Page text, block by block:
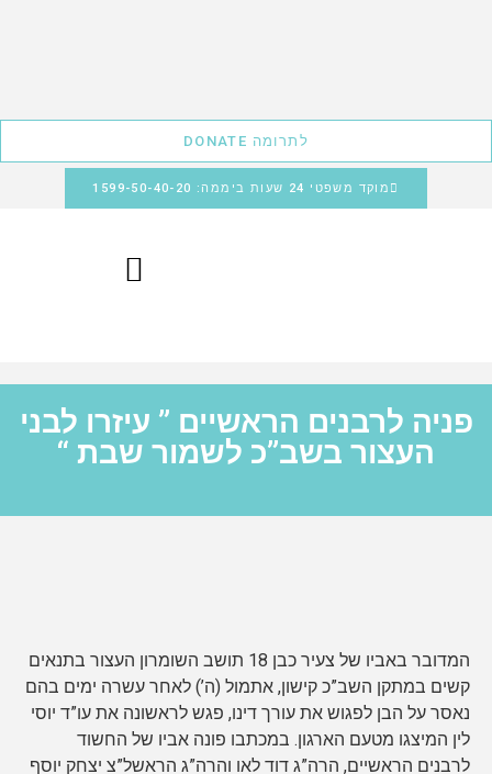
לתרומה DONATE
מוקד משפטי 24 שעות ביממה: 1599-50-40-20
פניה לרבנים הראשיים ” עיזרו לבני
העצור בשב”כ לשמור שבת “
המדובר באביו של צעיר כבן 18 תושב השומרון העצור בתנאים
קשים במתקן השב”כ קישון, אתמול (ה’) לאחר עשרה ימים בהם
נאסר על הבן לפגוש את עורך דינו, פגש לראשונה את עו”ד יוסי
לין המיצגו מטעם הארגון. במכתבו פונה אביו של החשוד
לרבנים הראשיים, הרה”ג דוד לאו והרה”ג הראשל”צ יצחק יוסף